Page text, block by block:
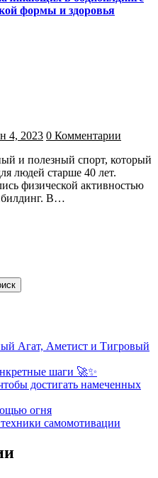
формы и здоровья
4, 2023 0 Комментарии
людей старше 40 лет.
физической активностью
В…
Агат, Аметист и Тигровый
шаги 🚀✨
достигать намеченных
огня
самомотивации